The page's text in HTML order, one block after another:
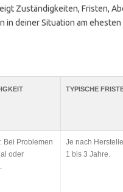
Zuständigkeiten, Fristen,
in deiner Situation am
TYPISCHE
Bei Problemen
oder
Je nach
1 bis 3 Jahre.